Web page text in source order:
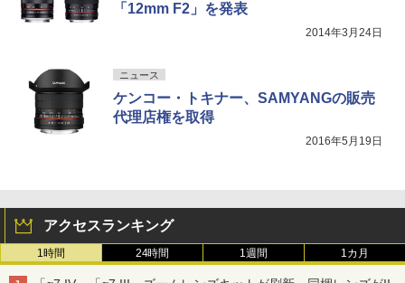
「12mm F2」を発表
2014年3月24日
ニュース
ケンコー・トキナー、SAMYANGの販売
代理店権を取得
2016年5月19日
アクセスランキング
1時間 24時間 1週間 1カ月